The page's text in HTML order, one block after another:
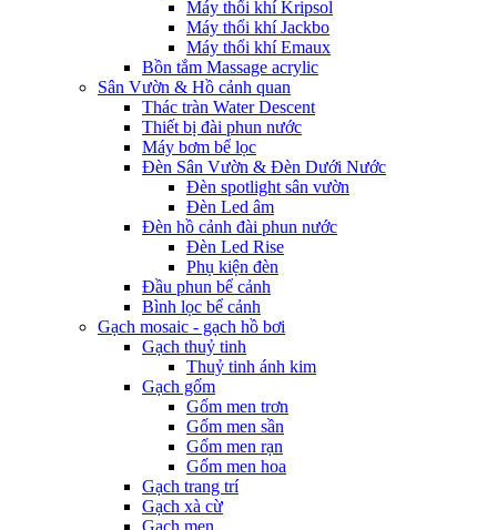
Máy thổi khí Kripsol
Máy thổi khí Jackbo
Máy thổi khí Emaux
Bồn tắm Massage acrylic
Sân Vườn & Hồ cảnh quan
Thác tràn Water Descent
Thiết bị đài phun nước
Máy bơm bể lọc
Đèn Sân Vườn & Đèn Dưới Nước
Đèn spotlight sân vườn
Đèn Led âm
Đèn hồ cảnh đài phun nước
Đèn Led Rise
Phụ kiện đèn
Đầu phun bể cảnh
Bình lọc bể cảnh
Gạch mosaic - gạch hồ bơi
Gạch thuỷ tinh
Thuỷ tinh ánh kim
Gạch gốm
Gốm men trơn
Gốm men sần
Gốm men rạn
Gốm men hoa
Gạch trang trí
Gạch xà cừ
Gạch men